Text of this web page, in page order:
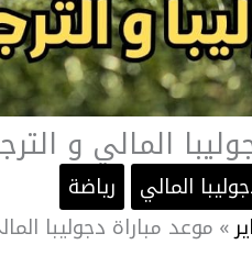
المالي و
المالي
رياضة
موعد مباراة دجوليبا